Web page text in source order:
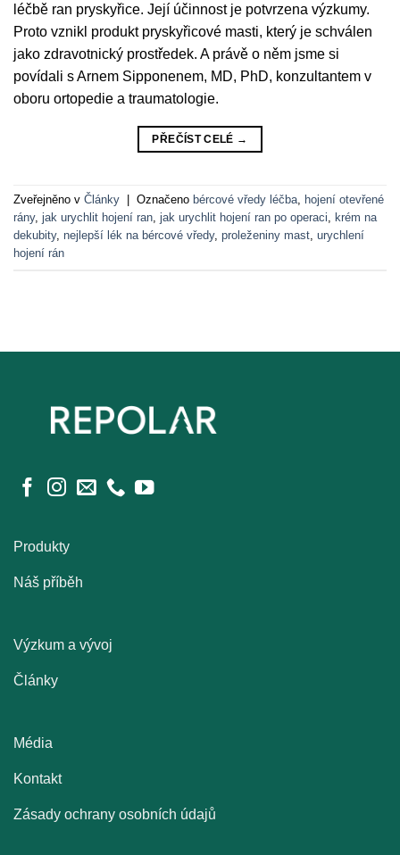
léčbě ran pryskyřice. Její účinnost je potvrzena výzkumy.
Proto vznikl produkt pryskyřicové masti, který je schválen
jako zdravotnický prostředek. A právě o něm jsme si
povídali s Arnem Sipponenem, MD, PhD, konzultantem v
oboru ortopedie a traumatologie.
PŘEČÍST CELÉ →
Zveřejněno v Články Označeno bércové vředy léčba
hojení otevřené
rány, jak urychlit hojení ran jak urychlit hojení ran po operaci
krém na
dekubity, nejlepší lék na bércové vředy, proleženiny mast urychlení
hojení rán
Produkty
Náš příběh
Výzkum a vývoj
Články
Média
Kontakt
Zásady ochrany osobních údajů